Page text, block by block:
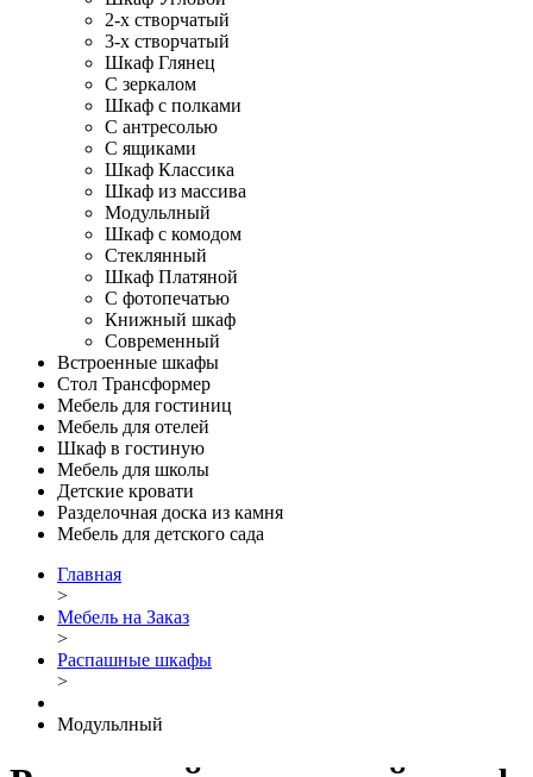
2-х створчатый
3-х створчатый
Шкаф Глянец
С зеркалом
Шкаф с полками
С антресолью
С ящиками
Шкаф Классика
Шкаф из массива
Модульлный
Шкаф с комодом
Стеклянный
Шкаф Платяной
С фотопечатью
Книжный шкаф
Современный
Встроенные шкафы
Стол Трансформер
Мебель для гостиниц
Мебель для отелей
Шкаф в гостиную
Мебель для школы
Детские кровати
Разделочная доска из камня
Мебель для детского сада
Главная
>
Мебель на Заказ
>
Распашные шкафы
>
Модульлный